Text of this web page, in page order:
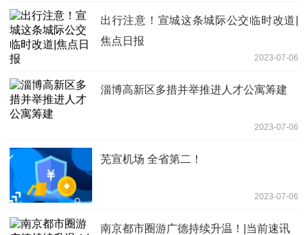
出行注意！宣城这条城际公交临时改道|
焦点日报
2023-07-06
淄博高新区多措并举推进人才公寓筹建
2023-07-06
芜宣机场 全省第二！
2023-07-06
南京都市圈游广德持续升温！|当前速讯